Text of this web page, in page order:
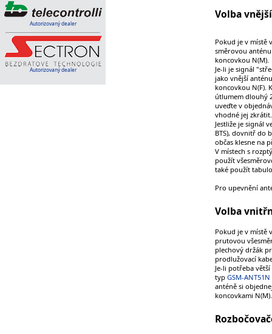
Autorizovaný dealer
Autorizovaný dealer
Volba
Pokud je v místě
směrovou
koncovkou N(M).
Je-li je signál
jako vnější
koncovkou N(F).
útlumem dlouhý
uveďte v
vhodné jej zkrátit.
Jestliže je signál
BTS), dovnitř do
občas klesne na
V místech s
použít
také použít
Pro upevnění
Volba
Pokud je v místě
prutovou
plechový držák
prodlužovací
Je-li potřeba
typ GSM-ANT51N
anténě si
koncovkami N(M).